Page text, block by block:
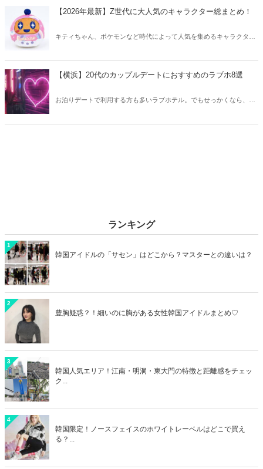
【2026年最新】Z世代に大人気のキャラクター総まとめ！
キティちゃん、ポケモンなど時代によって人気を集めるキャラクター
クしてみましょう。
【横浜】20代のカップルデートにおすすめのラブホ8選
お泊りデートで利用する方も多いラブホテル。でもせっかくなら、キ
ランキング
1
韓国アイドルの「サセン」はどこから？マスターとの違いは？
2
豊胸疑惑？！細いのに胸がある女性韓国アイドルまとめ♡
3
韓国人気エリア！江南・明洞・東大門の特徴と距離感をチェッ
ク...
4
韓国限定！ノースフェイスのホワイトレーベルはどこで買え
る？...